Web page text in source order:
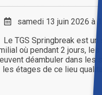
samedi 13 juin 2026 à
Le TGS Springbreak est un
où pendant 2 jours, les
déambuler dans les
les étages de ce lieu